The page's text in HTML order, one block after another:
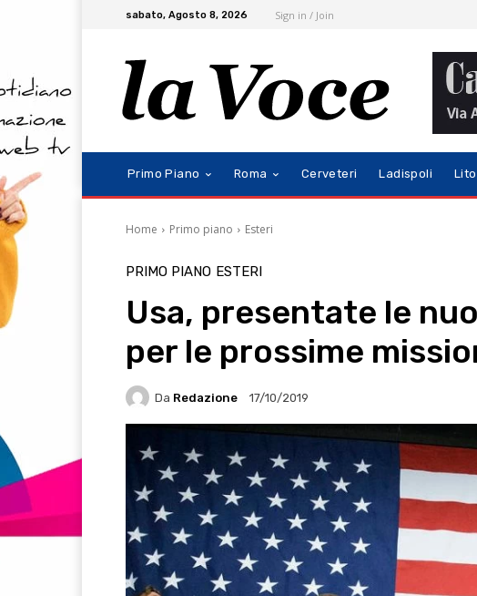
sabato, Agosto 8, 2026 Sign in / Join
Primo Piano Roma Cerveteri Ladispoli
Home Primo piano Esteri
PRIMO PIANO ESTERI
Usa, presentate le
per le prossime
Da Redazione 17/10/2019